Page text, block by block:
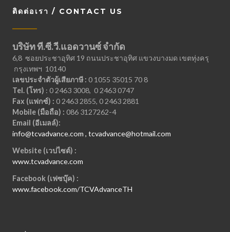
ติดต่อเรา / CONTACT US
บริษัท ที.ซี.วี.แอดวานซ์ จำกัด
6,8 ซอยประชาอุทิศ 19 ถนนประชาอุทิศ แขวงบางมด เขตทุ่งครุ
กรุงเทพฯ 10140
เลขประจำตัวผู้เสียภาษี : 0 1055 35015 70 8
Tel. (โทร) : 0 2463 3008, 0 2463 0747
Fax (แฟกซ์) : 0 2463 2855, 0 2463 2881
Mobile (มือถือ) : 086 3127262-4
Email (อีเมลล์):
info@tcvadvance.com , tcvadvance@hotmail.com
Website (เวปไซต์) :
www.tcvadvance.com
Facebook (เฟซบุ๊ค) :
www.facebook.com/TCVAdvanceTH